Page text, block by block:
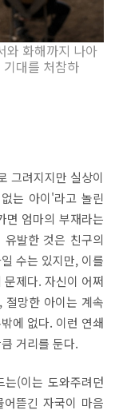
와 화해까지 나아
대를 처참하
그려지지만 실상이
는 아이'라고 놀린
면 엄마의 부재라는
발한 것은 친구의
수는 있지만, 이를
제다. 자신이 어쩌
망한 아이는 계속
에 없다. 이런 연쇄
거리를 둔다.
(이는 도와주려던
뜯긴 자국이 마음